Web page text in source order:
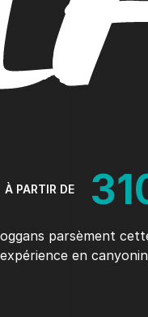
À PARTIR DE
parsèment
en